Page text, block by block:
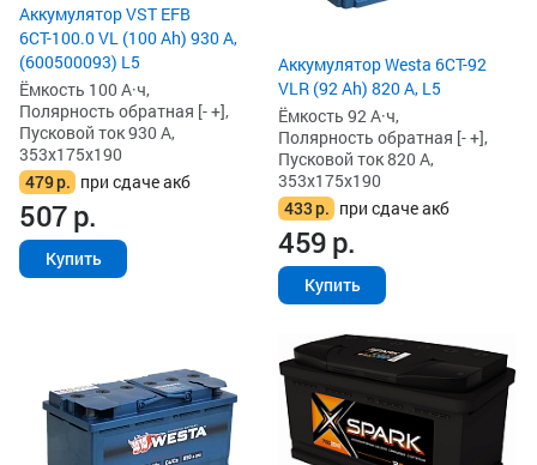
Аккумулятор VST EFB
6СТ-100.0 VL (100 Ah) 930 А,
(600500093) L5
Ёмкость 100 А·ч,
Полярность обратная [- +],
Пусковой ток 930 А,
353x175x190
479р. при сдаче акб
507р.
Купить
Аккумулятор Westa 6СТ-92
VLR (92 Ah) 820 А, L5
Ёмкость 92 А·ч,
Полярность обратная [- +],
Пусковой ток 820 А,
353x175x190
433р. при сдаче акб
459р.
Купить